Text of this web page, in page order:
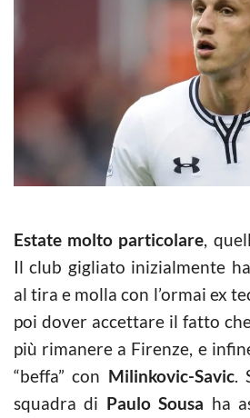
Estate molto particolare,
Il club gigliato inizialmente
al tira e molla con l’ormai ex
poi dover accettare il fatto
più rimanere a Firenze, e
“beffa” con Milinkovic-Savic.
squadra di Paulo Sousa ha